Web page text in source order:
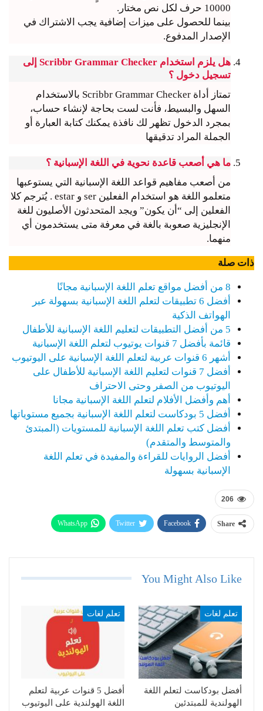
10000 حرف لكل نص مختار.
بينما للحصول على ميزات إضافية يجب الاشتراك في
الإصدار المدفوع.
هل يلزم استخدام Scribbr Grammar Checker إلى
تسجيل دخول ؟
تمتاز أداة Scribbr Grammar Checker بالاستخدام
السهل والبسيط، فأنت لست بحاجة لإنشاء حساب،
بمجرد الدخول تظهر لك نافذة يمكنك كتابة العبارة أو
الجملة المراد تدقيقها
ما هي أصعب قاعدة نحوية في اللغة الإسبانية ؟
من أصعب مفاهيم قواعد اللغة الإسبانية التي يستوعبها
متعلمو اللغة هو استخدام الفعلين ser و estar . يُترجم كلا
الفعلين إلى “أن يكون” ويجد المتحدثون الأصليون للغة
الإنجليزية صعوبة بالغة في معرفة متى يستخدمون أي
منهما.
ذات صلة
8 من أفضل مواقع تعلم اللغة الإسبانية مجانًا
أفضل 6 تطبيقات لتعلم اللغة الإسبانية بسهولة عبر
الهواتف الذكية
5 من أفضل التطبيقات لتعليم اللغة الإسبانية للأطفال
قائمة بأفضل 7 قنوات يوتيوب لتعلم اللغة الإسبانية
أشهر 6 قنوات عربية لتعلم اللغة الإسبانية على اليوتيوب
أفضل 7 قنوات لتعليم اللغة الإسبانية للأطفال على
اليوتيوب من الصفر وحتى الاحتراف
أهم وأفضل الأفلام لتعلم اللغة الإسبانية مجانا
أفضل 5 بودكاست لتعلم اللغة الإسبانية بجميع مستوياتها
أفضل كتب تعلم اللغة الإسبانية للمستويات (المبتدئ
والمتوسط والمتقدم)
أفضل الروايات للقراءة والمفيدة في تعلم اللغة
الإسبانية بسهولة
206
Share
Facebook
Twitter
WhatsApp
You Might Also Like
تعلم لغات
أفضل بودكاست لتعلم اللغة
الهولندية للمبتدئين
تعلم لغات
أفضل 5 قنوات عربية لتعلم
اللغة الهولندية على اليوتيوب